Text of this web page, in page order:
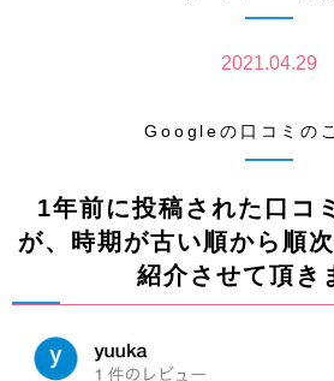
2021.04.29
Googleの口コミの
1年前に投稿された口コ
が、時期が古い順から順
紹介させて頂き